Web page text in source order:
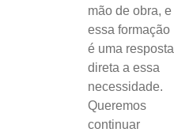
mão de obra, e
essa formação
é uma resposta
direta a essa
necessidade.
Queremos
continuar